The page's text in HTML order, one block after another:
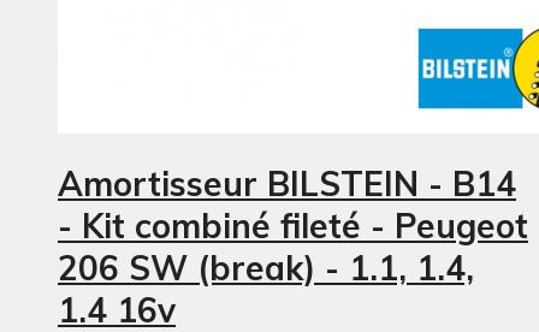
Amortisseur BILSTEIN - B14
- Kit combiné fileté - Peugeot
206 SW (break) - 1.1, 1.4,
1.4 16v